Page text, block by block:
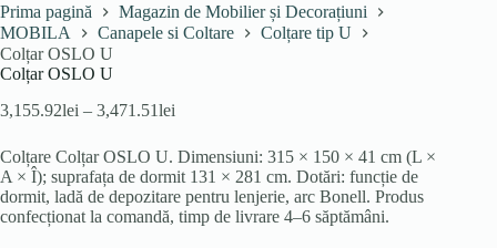
Prima pagină
Magazin de Mobilier și Decorațiuni
MOBILA
Canapele si Coltare
Colțare tip U
Colțar OSLO U
Colțar OSLO U
3,155.92lei – 3,471.51lei
prețuri:
3,155.92lei
până
la
3,471.51lei
Colțare Colțar OSLO U. Dimensiuni: 315 × 150 × 41 cm (L ×
A × Î); suprafața de dormit 131 × 281 cm. Dotări: funcție de
dormit, ladă de depozitare pentru lenjerie, arc Bonell. Produs
confecționat la comandă, timp de livrare 4–6 săptămâni.